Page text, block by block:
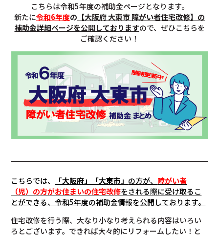
こちらは令和5年度の補助金ページとなります。
新たに令和6年度の 【大阪府 大東市 障がい者住宅改修】の
補助金詳細ページを公開しておりますので、ぜひこちらを
ご確認ください！
こちらでは、 「大阪府」「大東市」 の方が、 障がい者
（児）の方がお住まいの住宅改修をされる際に受け取るこ
とができる、令和5年度の補助金情報を公開しております。
住宅改修を行う際、大なり小なり考えられる内容はいろい
ろとございます。できれば大々的にリフォームしたい！と